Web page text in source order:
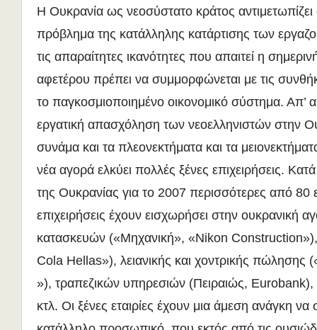
Η Ουκρανία ως νεοσύστατο κράτος
πρόβλημα της κατάλληλης κατάρτισης των
τις απαραίτητες ικανότητες που απαιτεί η
αφετέρου πρέπει να συμμορφώνεται με τις
το παγκοσμιοποιημένο οικονομικό σύστημα. Απ’
εργατική απασχόληση των νεοελληνιστών στην
συνάμα και τα πλεονεκτήματα και τα
νέα αγορά ελκύει πολλές ξένες επιχειρήσεις.
της Ουκρανίας για το 2007 περισσότερες από 80
επιχειρήσεις έχουν εισχωρήσει στην ουκρανική
κατασκευών («Μηχανική», «Nikon
Cola Hellas»), λειανικής και χοντρικής
»), τραπεζικών υπηρεσιών (Πειραιώς, Eurobank),
κτλ. Οι ξένες εταιρίες έχουν μια άμεση ανάγκη
περισσότερα